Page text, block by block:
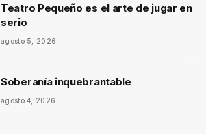
Teatro Pequeño es el arte de jugar en
serio
agosto 5, 2026
Soberanía inquebrantable
agosto 4, 2026